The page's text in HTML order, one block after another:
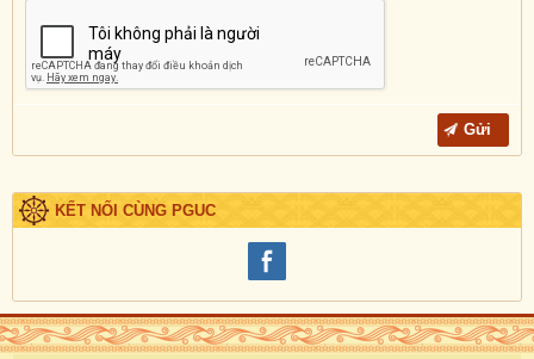
KẾT NỐI CÙNG PGUC